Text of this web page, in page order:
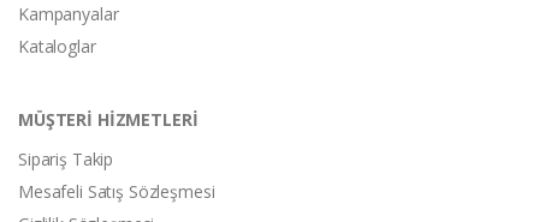
Kampanyalar
Kataloglar
MÜŞTERİ HİZMETLERİ
Sipariş Takip
Mesafeli Satış Sözleşmesi